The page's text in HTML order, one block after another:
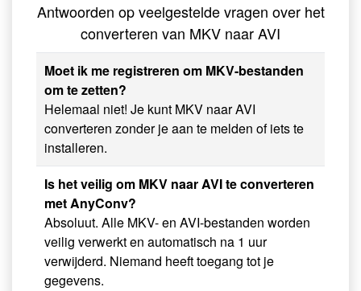
Antwoorden op veelgestelde vragen over het
converteren van MKV naar AVI
Moet ik me registreren om MKV-bestanden
om te zetten?
Helemaal niet! Je kunt MKV naar AVI
converteren zonder je aan te melden of iets te
installeren.
Is het veilig om MKV naar AVI te converteren
met AnyConv?
Absoluut. Alle MKV- en AVI-bestanden worden
veilig verwerkt en automatisch na 1 uur
verwijderd. Niemand heeft toegang tot je
gegevens.